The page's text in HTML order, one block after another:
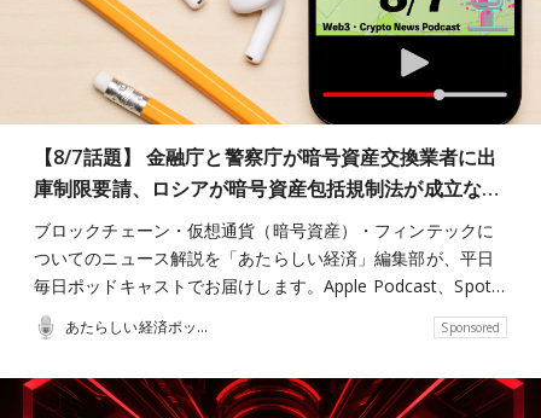
【8/7話題】 金融庁と警察庁が暗号資産交換業者に出
庫制限要請、ロシアが暗号資産包括規制法が成立な…
ブロックチェーン・仮想通貨（暗号資産）・フィンテックに
ついてのニュース解説を「あたらしい経済」編集部が、平日
毎日ポッドキャストでお届けします。Apple Podcast、Spot…
あたらしい経済ポッドキャスト Sponsored